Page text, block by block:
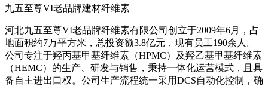
九五至尊VI老品牌建材纤维素
河北九五至尊VI老品牌纤维素有限公司创立于2009年6月，占
地面积约7万平方米，总投资额3.8亿元，现有员工190余人。
公司专注于羟丙基甲基纤维素（HPMC）及羟乙基甲基纤维素
（HEMC）的生产、研发与销售，秉持一体化运营模式，且具
备自主进出口权。公司生产流程统一采用DCS自动化控制，确